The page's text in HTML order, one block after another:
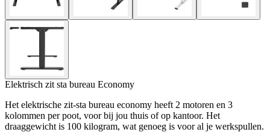
Elektrisch zit sta bureau Economy
Het elektrische zit-sta bureau economy heeft 2 motoren en 3
kolommen per poot, voor bij jou thuis of op kantoor. Het
draaggewicht is 100 kilogram, wat genoeg is voor al je werkspullen.